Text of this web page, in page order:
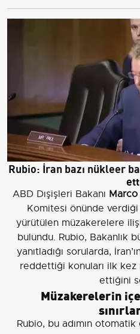
Rubio: İran bazı nükleer
ABD Dışişleri Bakanı Marco
Komitesi önünde verdiği
yürütülen müzakerelere
bulundu. Rubio, Bakanlık
yanıtladığı sorularda,
reddettiği konuları ilk
ettiğini
Müzakerelerin
Rubio, bu adımın